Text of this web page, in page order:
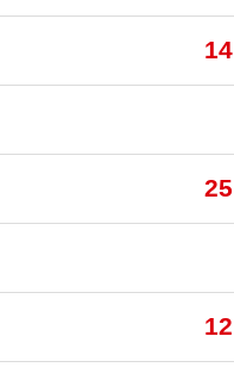
14
25
12